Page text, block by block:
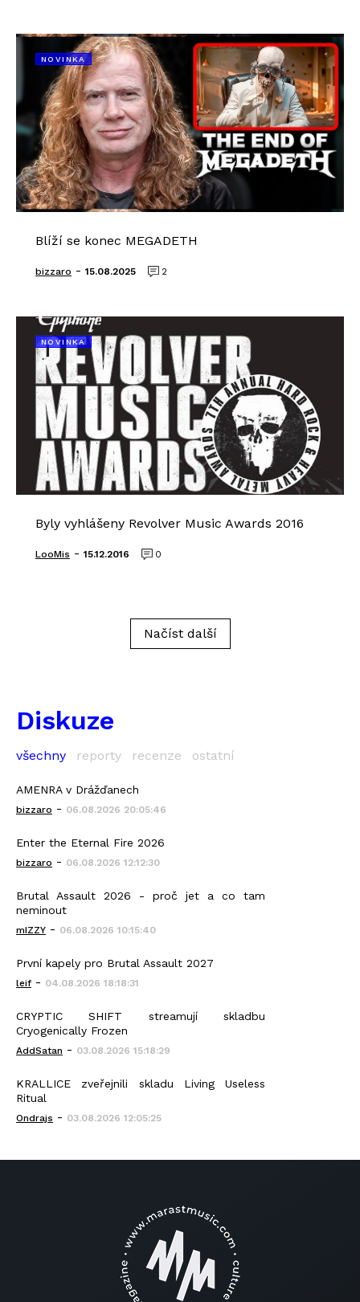
NOVINKA
Blíží se konec MEGADETH
bizzaro - 15.08.2025 2
NOVINKA
Byly vyhlášeny Revolver Music Awards 2016
LooMis - 15.12.2016 0
Načíst další
Diskuze
všechny reporty recenze ostatní
AMENRA v Drážďanech
bizzaro - 06.08.2026 20:05:46
Enter the Eternal Fire 2026
bizzaro - 06.08.2026 12:12:30
Brutal Assault 2026 - proč jet a co tam
neminout
mIZZY - 06.08.2026 10:15:40
První kapely pro Brutal Assault 2027
leif - 04.08.2026 18:18:31
CRYPTIC SHIFT streamují skladbu
Cryogenically Frozen
AddSatan - 03.08.2026 15:18:29
KRALLICE zveřejnili skladu Living Useless
Ritual
Ondrajs - 03.08.2026 12:05:25